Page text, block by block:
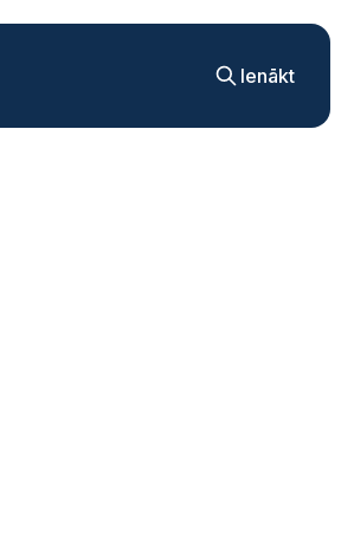
Ienākt